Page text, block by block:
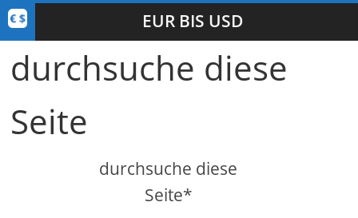
EUR BIS USD
durchsuche diese
Seite
durchsuche diese
Seite*